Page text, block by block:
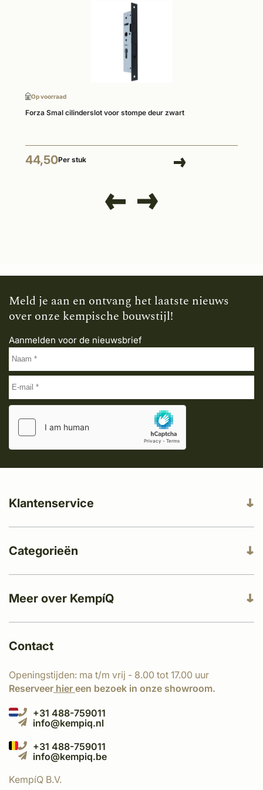
Op voorraad
Forza Smal cilinderslot voor stompe deur zwart
44,50Per stuk
Meld je aan en ontvang het laatste nieuws
over onze kempische bouwstijl!
Aanmelden voor de nieuwsbrief
Meer over KempíQ
Klantenservice
Categorieën
Contact
Openingstijden: ma t/m vrij - 8.00 tot 17.00 uur
Reserveer hier een bezoek in onze showroom.
+31 488-759011
info@kempiq.nl
+31 488-759011
info@kempiq.be
KempíQ B.V.